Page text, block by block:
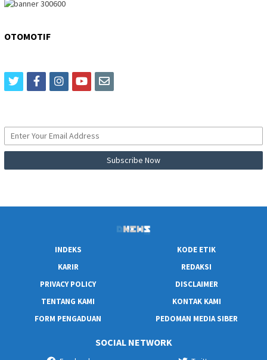
OTOMOTIF
twitterfacebookinstagram
youtubeemail
INDEKS
KODE ETIK
KARIR
REDAKSI
PRIVACY POLICY
DISCLAIMER
TENTANG KAMI
KONTAK KAMI
FORM PENGADUAN
PEDOMAN MEDIA SIBER
SOCIAL NETWORK